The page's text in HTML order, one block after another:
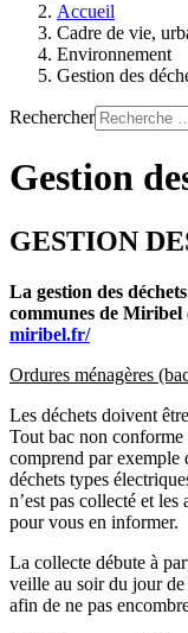
Accueil
Cadre de vie,
Environnement
Gestion des
Rechercher
Gestion
GESTION
La gestion des
communes de Miribel
miribel.fr/
Ordures ménagères
Les déchets doivent
Tout bac non conforme
comprend par exemple
déchets types
n’est pas collecté et
pour vous en informer.
La collecte débute à
veille au soir du jour de
afin de ne pas